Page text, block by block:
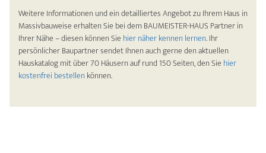
Weitere Informationen und ein detailliertes Angebot zu Ihrem Haus in
Massivbauweise erhalten Sie bei dem BAUMEISTER-HAUS Partner in
Ihrer Nähe – diesen können Sie hier näher kennen lernen. Ihr
persönlicher Baupartner sendet Ihnen auch gerne den aktuellen
Hauskatalog mit über 70 Häusern auf rund 150 Seiten, den Sie hier
kostenfrei bestellenkönnen.